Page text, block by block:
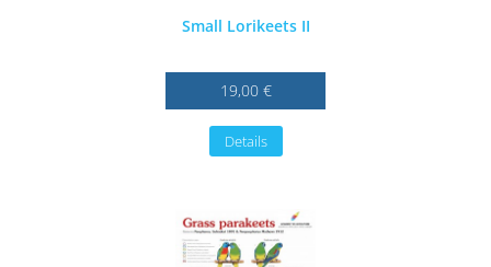
Small Lorikeets II
19,00 €
Details